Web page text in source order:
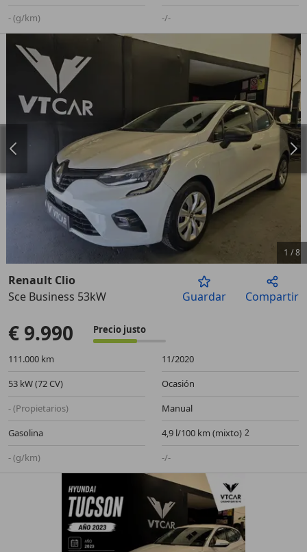
- (g/km)
-/-
Anterior
1 /8
Renault Clio
Sce Business 53kW
Guardar Compartir
€ 9.990 Precio justo
111.000 km
11/2020
53 kW (72 CV)
Ocasión
- (Propietarios)
Manual
Gasolina
4,9 l/100 km (mixto)
- (g/km)
-/-